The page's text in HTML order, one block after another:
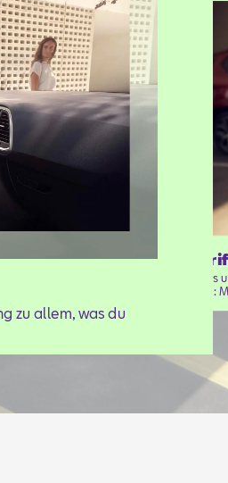
zu allem, was du
Du steigst aus
Ganz einfach: